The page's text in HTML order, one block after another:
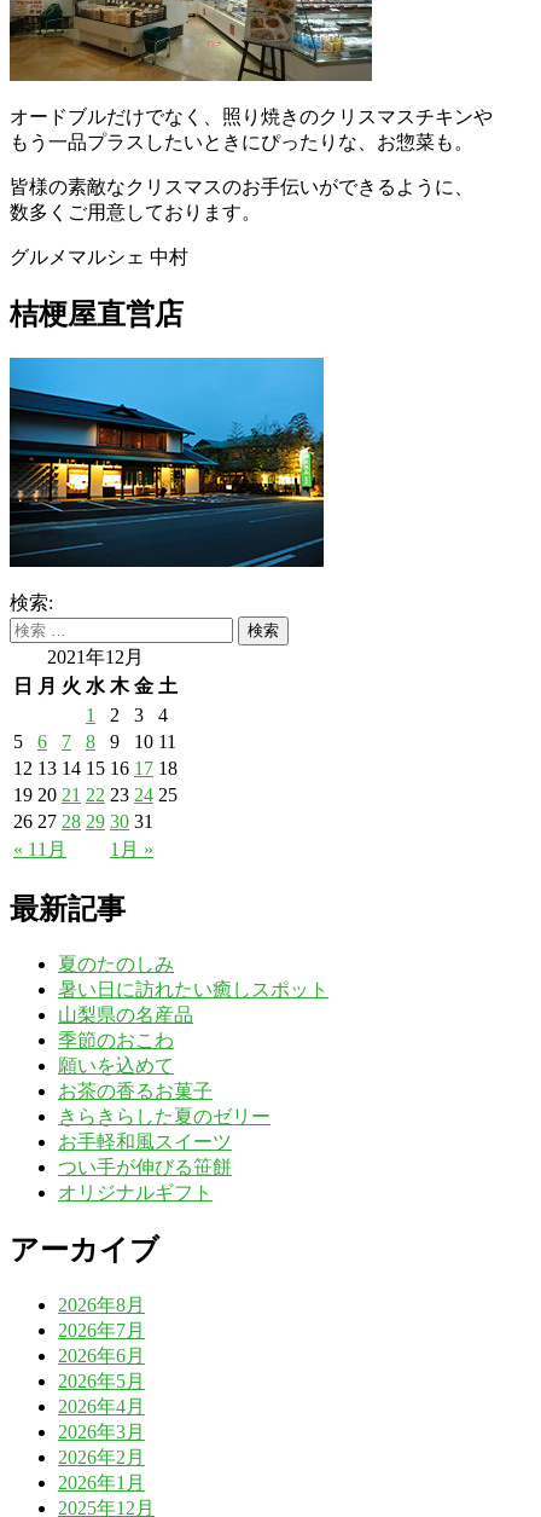
オードブルだけでなく、照り焼きのクリスマスチキンや
もう一品プラスしたいときにぴったりな、お惣菜も。
皆様の素敵なクリスマスのお手伝いができるように、
数多くご用意しております。
グルメマルシェ 中村
桔梗屋直営店
検索:
2021年12月
日
月 火 水 木 金 土
« 11月 1月 »
1 2 3
4
5
6 7 8 9 10 11
12 13 14 15 16 17 18
19 20 21 22 23 24 25
26 27 28 29 30 31
最新記事
夏のたのしみ
暑い日に訪れたい癒しスポット
山梨県の名産品
季節のおこわ
願いを込めて
お茶の香るお菓子
きらきらした夏のゼリー
お手軽和風スイーツ
つい手が伸びる笹餅
オリジナルギフト
アーカイブ
2026年8月
2026年7月
2026年6月
2026年5月
2026年4月
2026年3月
2026年2月
2026年1月
2025年12月